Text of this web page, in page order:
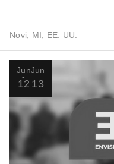
Novi, MI, EE. UU.
Jun
12
Jun
13